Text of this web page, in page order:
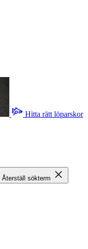
Hitta rätt löparskor
Återställ sökterm